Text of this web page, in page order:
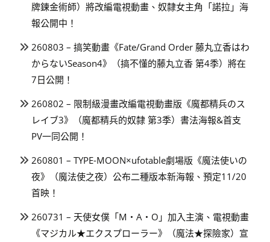
牌鍊金術師）將改編電視動畫、奴隸女主角「諾拉」海
報公開中！
260803 – 搞笑動畫《Fate/Grand Order 藤丸立香はわ
からないSeason4》（搞不懂的藤丸立香 第4季）將在
7日公開！
260802 – 限制級漫畫改編電視動畫版《魔都精兵のス
レイブ3》（魔都精兵的奴隸 第3季）書法海報&首支
PV一同公開！
260801 – TYPE-MOON×ufotable劇場版《魔法使いの
夜》（魔法使之夜）公布二種版本新海報、預定11/20
首映！
260731 – 天使女僕「M・A・O」加入主演、電視動畫
《マジカル★エクスプローラー》（魔法★探險家）宣